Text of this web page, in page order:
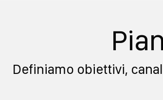
Definiamo obiettivi,